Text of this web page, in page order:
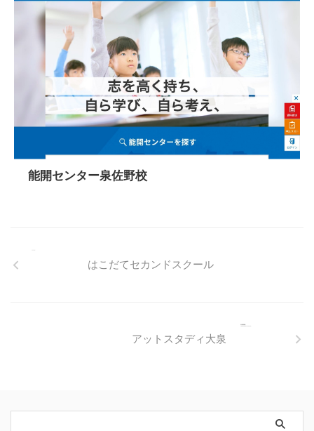
能開センター泉佐野校
はこだてセカンドスクール
アットスタディ大泉